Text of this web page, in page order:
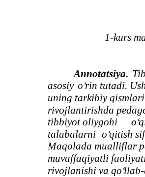
1-kurs
Annotatsiya.
asosiy o‘rin tutadi.
uning tarkibiy
rivojlantirishda
tibbiyot oliygohi
o‘
talabalarni o‘qitish
Maqolada mualliflar
muvaffaqiyatli
rivojlanishi va qo‘llab-